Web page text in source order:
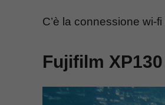
C’è la connessione wi-
Fujifilm